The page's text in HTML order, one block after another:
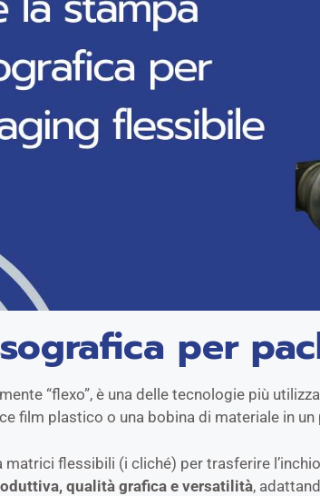
per
“flexo”, è una delle tecnologie più
film plastico o una bobina di materiale in
flessibili (i cliché) per trasferire
qualità grafica e versatilità,